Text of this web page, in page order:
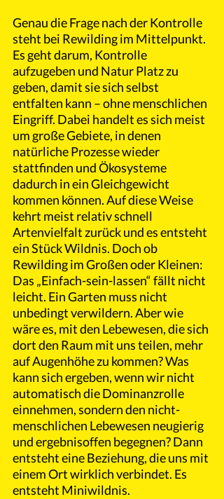
Genau die Frage nach der Kontrolle
steht bei Rewilding im Mittelpunkt.
Es geht darum, Kontrolle
aufzugeben und Natur Platz zu
geben, damit sie sich selbst
entfalten kann – ohne menschlichen
Eingriff. Dabei handelt es sich meist
um große Gebiete, in denen
natürliche Prozesse wieder
stattfinden und Ökosysteme
dadurch in ein Gleichgewicht
kommen können. Auf diese Weise
kehrt meist relativ schnell
Artenvielfalt zurück und es entsteht
ein Stück Wildnis. Doch ob
Rewilding im Großen oder Kleinen:
Das „Einfach-sein-lassen“ fällt nicht
leicht. Ein Garten muss nicht
unbedingt verwildern. Aber wie
wäre es, mit den Lebewesen, die sich
dort den Raum mit uns teilen, mehr
auf Augenhöhe zu kommen? Was
kann sich ergeben, wenn wir nicht
automatisch die Dominanzrolle
einnehmen, sondern den nicht-
menschlichen Lebewesen neugierig
und ergebnisoffen begegnen? Dann
entsteht eine Beziehung, die uns mit
einem Ort wirklich verbindet. Es
entsteht Miniwildnis.